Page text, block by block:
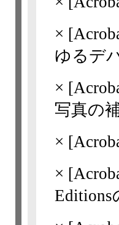
×
ゆるデ
×
写真の
×
×
Editions